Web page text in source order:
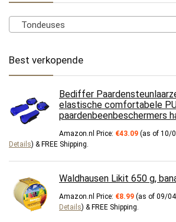
Tondeuses
Best verkopende
Bediffer
elastische comfortabele
paardenbeenbeschermers
Amazon.nl Price: €43.09 (as of 10/
Details) & FREE Shipping
Waldhausen Likit 650 g,
Amazon.nl Price: €8.99 (as of 09/
Details) & FREE Shipping